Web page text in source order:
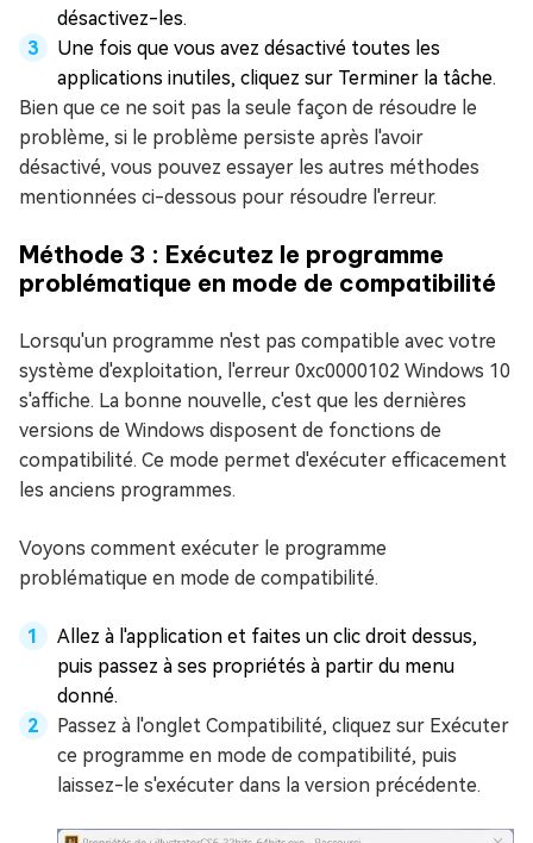
désactivez-les.
Une fois que vous avez désactivé toutes les
applications inutiles, cliquez sur Terminer la tâche.
Bien que ce ne soit pas la seule façon de résoudre le
problème, si le problème persiste après l'avoir
désactivé, vous pouvez essayer les autres méthodes
mentionnées ci-dessous pour résoudre l'erreur.
Méthode 3 : Exécutez le programme
problématique en mode de compatibilité
Lorsqu'un programme n'est pas compatible avec votre
système d'exploitation, l'erreur 0xc0000102 Windows 10
s'affiche. La bonne nouvelle, c'est que les dernières
versions de Windows disposent de fonctions de
compatibilité. Ce mode permet d'exécuter efficacement
les anciens programmes.
Voyons comment exécuter le programme
problématique en mode de compatibilité.
Allez à l'application et faites un clic droit dessus,
puis passez à ses propriétés à partir du menu
donné.
Passez à l'onglet Compatibilité, cliquez sur Exécuter
ce programme en mode de compatibilité, puis
laissez-le s'exécuter dans la version précédente.